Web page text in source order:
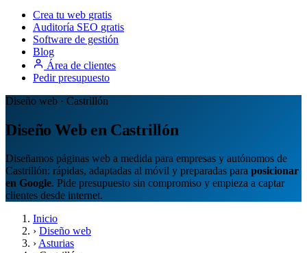
Crea tu web gratis
Auditoría SEO gratis
Software de gestión
Blog
Área de clientes
Pedir presupuesto
Diseño web · Castrillón
Diseño Web en Castrillón
Diseñamos páginas web a medida para empresas y autónomos de
Castrillón: rápidas, adaptadas al móvil y preparadas para posicionar
en Google. Pide presupuesto sin compromiso y empieza a captar
clientes desde internet.
Inicio
› Diseño web
› Asturias